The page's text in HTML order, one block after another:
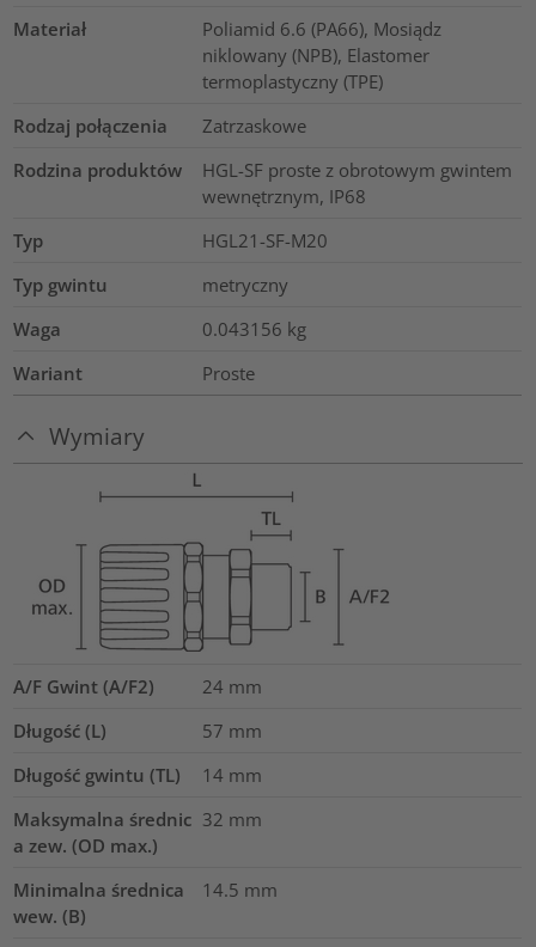
Materiał
Poliamid 6.6 (PA66), Mosiądz
niklowany (NPB), Elastomer
termoplastyczny (TPE)
Rodzaj połączenia
Zatrzaskowe
Rodzina produktów
HGL-SF proste z obrotowym gwintem
wewnętrznym, IP68
Typ
HGL21-SF-M20
Typ gwintu
metryczny
Waga
0.043156 kg
Wariant
Proste
Wymiary
A/F Gwint (A/F2) 24 mm
Długość (L)
57 mm
Długość gwintu (TL)
14 mm
Maksymalna średnic
a zew. (OD max.)
32 mm
Minimalna średnica
wew. (B)
14.5 mm